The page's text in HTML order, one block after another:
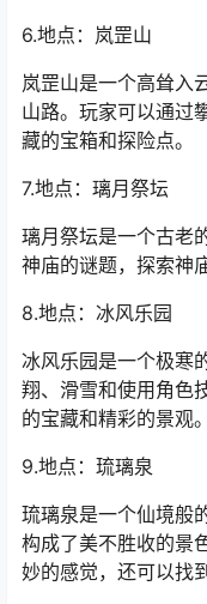
6.地点：岚罡山
岚罡山是一个高耸入
山路。玩家可以通过
藏的宝箱和探险点。
7.地点：璃月祭坛
璃月祭坛是一个古老
神庙的谜题，探索神
8.地点：冰风乐园
冰风乐园是一个极寒
翔、滑雪和使用角色
的宝藏和精彩的景观。
9.地点：琉璃泉
琉璃泉是一个仙境般
构成了美不胜收的景
妙的感觉，还可以找